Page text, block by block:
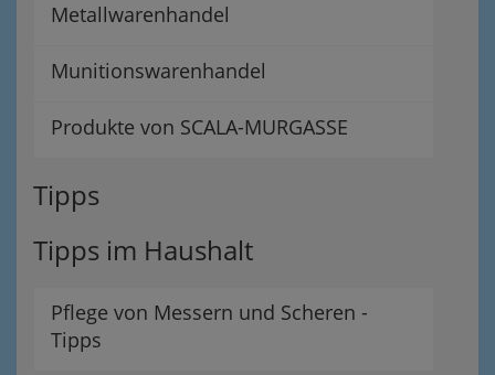
Metallwarenhandel
Munitionswarenhandel
Produkte von SCALA-MURGASSE
Tipps
Tipps im Haushalt
Pflege von Messern und Scheren -
Tipps